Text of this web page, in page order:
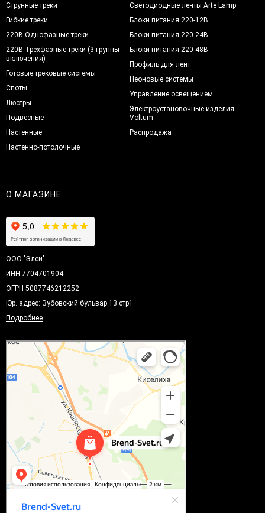
Струнные треки
Гибкие треки
220В Однофазные треки
220В Трехфазные треки (3 группы
включения)
Готовые трековые системы
Споты
Люстры
Подвесные
Настенные
Настенно-потолочные
Светодиодные ленты Arte Lamp
Блоки питания 220-12В
Блоки питания 220-24В
Блоки питания 220-48В
Профиль для лент
Неоновые системы
Управление освещением
Электроустановочные изделия
Voltum
Распродажа
О МАГАЗИНЕ
ООО "Элси"
ИНН 7704701904
ОГРН 5087746212252
Юр. адрес: Зубовский бульвар 13 стр1
Подробнее